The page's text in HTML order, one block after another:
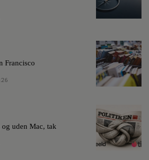
Francisco
uden Mac, tak